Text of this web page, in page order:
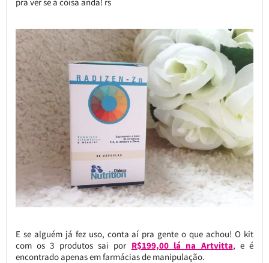
pra ver se a coisa anda! rs
E se alguém já fez uso, conta aí pra gente o que achou! O kit
com os 3 produtos sai por R$199,00 lá na Artvitta, e é
encontrado apenas em farmácias de manipulação.